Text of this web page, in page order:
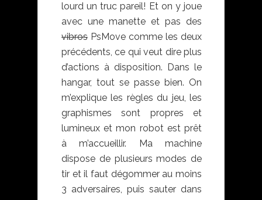
lourd un truc pareil! Et on y joue
avec une manette et pas des
vibros PsMove comme les deux
précédents, ce qui veut dire plus
d’actions à disposition. Dans le
hangar, tout se passe bien. On
m’explique les règles du jeu, les
graphismes sont propres et
lumineux et mon robot est prêt
à m’accueillir. Ma machine
dispose de plusieurs modes de
tir et il faut dégommer au moins
3 adversaires, puis sauter dans